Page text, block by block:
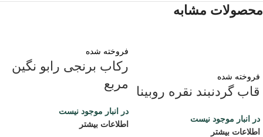
محصولات مشابه
فروخته شده
قاب گردنبند نقره روبینا
در انبار موجود نیست
اطلاعات بیشتر
فروخته شده
رکاب برنجی رابو نگین
مربع
در انبار موجود نیست
اطلاعات بیشتر